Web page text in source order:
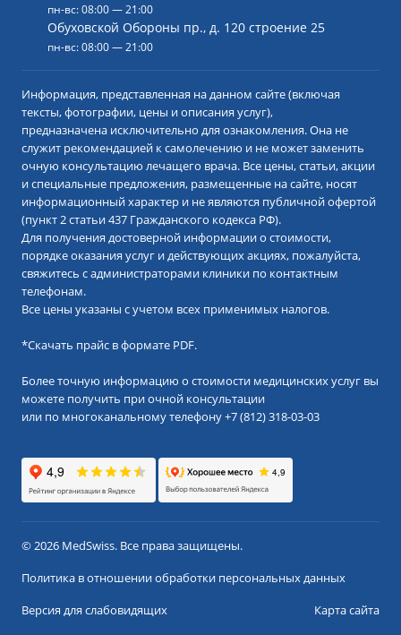
пн-вс: 08:00 — 21:00
Обуховской Обороны пр., д. 120 строение 25
пн-вс: 08:00 — 21:00
Информация, представленная на данном сайте (включая
тексты, фотографии, цены и описания услуг),
предназначена исключительно для ознакомления. Она не
служит рекомендацией к самолечению и не может заменить
очную консультацию лечащего врача. Все цены, статьи, акции
и специальные предложения, размещенные на сайте, носят
информационный характер и не являются публичной офертой
(пункт 2 статьи 437 Гражданского кодекса РФ).
Для получения достоверной информации о стоимости,
порядке оказания услуг и действующих акциях, пожалуйста,
свяжитесь с администраторами клиники по контактным
телефонам.
Все цены указаны с учетом всех применимых налогов.
*Скачать прайс в формате PDF.
Более точную информацию о стоимости медицинских услуг вы
можете получить при очной консультации
или по многоканальному телефону+7 (812) 318-03-03
© 2026 MedSwiss. Все права защищены.
Политика в отношении обработки персональных данных
Версия для слабовидящих
Карта сайта